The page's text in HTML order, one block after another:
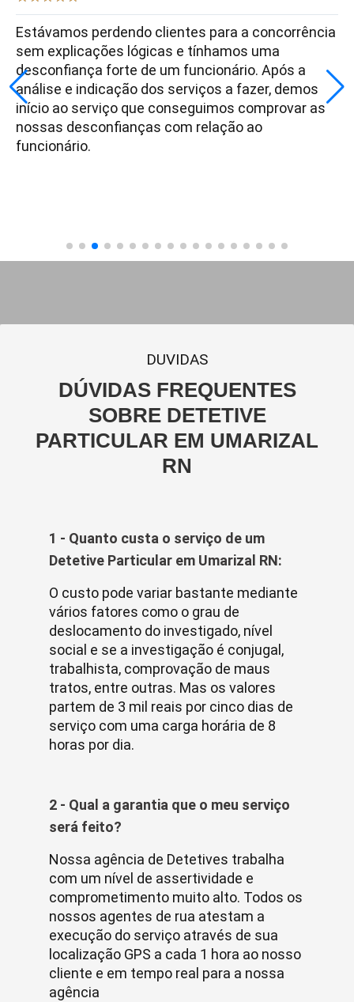
Estávamos perdendo clientes para a concorrência
sem explicações lógicas e tínhamos uma
desconfiança forte de um funcionário. Após a
análise e indicação dos serviços a fazer, demos
início ao serviço que conseguimos comprovar as
nossas desconfianças com relação ao
funcionário.
DUVIDAS
DÚVIDAS FREQUENTES
SOBRE DETETIVE
PARTICULAR EM UMARIZAL
RN
1 - Quanto custa o serviço de um
Detetive Particular em Umarizal RN:
O custo pode variar bastante mediante
vários fatores como o grau de
deslocamento do investigado, nível
social e se a investigação é conjugal,
trabalhista, comprovação de maus
tratos, entre outras. Mas os valores
partem de 3 mil reais por cinco dias de
serviço com uma carga horária de 8
horas por dia.
2 - Qual a garantia que o meu serviço
será feito?
Nossa agência de Detetives trabalha
com um nível de assertividade e
comprometimento muito alto. Todos os
nossos agentes de rua atestam a
execução do serviço através de sua
localização GPS a cada 1 hora ao nosso
cliente e em tempo real para a nossa
agência